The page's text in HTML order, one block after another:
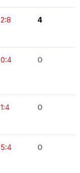
2:8 4
0:4 0
1:4 0
5:4 0